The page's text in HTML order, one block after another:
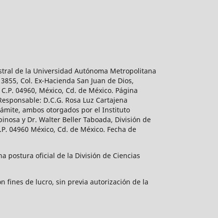
de la Universidad Autónoma Metropolitana
Col. Ex-Hacienda San Juan de Dios,
04960, México, Cd. de México. Página
D.C.G. Rosa Luz Cartajena
ambos otorgados por el Instituto
y Dr. Walter Beller Taboada, División de
04960 México, Cd. de México. Fecha de
postura oficial de la División de Ciencias
fines de lucro, sin previa autorización de la